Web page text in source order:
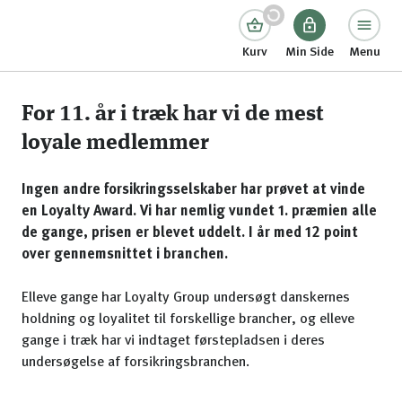
Kurv Min Side Menu
For 11. år i træk har vi de mest
loyale medlemmer
Ingen andre forsikringsselskaber har prøvet at vinde
en Loyalty Award. Vi har nemlig vundet 1. præmien alle
de gange, prisen er blevet uddelt. I år med 12 point
over gennemsnittet i branchen.
Elleve gange har Loyalty Group undersøgt danskernes
holdning og loyalitet til forskellige brancher, og elleve
gange i træk har vi indtaget førstepladsen i deres
undersøgelse af forsikringsbranchen.